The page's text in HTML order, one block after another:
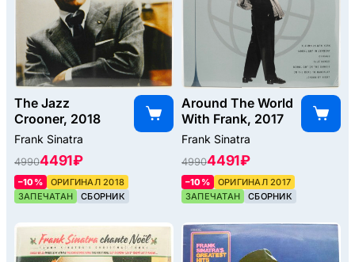
The Jazz
Crooner, 2018
Frank Sinatra
49904491 ₽
–10%
ОРИГИНАЛ 2018
ЗАПЕЧАТАН
СБОРНИК
Around The World
With Frank, 2017
Frank Sinatra
49904491 ₽
–10%
ОРИГИНАЛ 2017
ЗАПЕЧАТАН
СБОРНИК